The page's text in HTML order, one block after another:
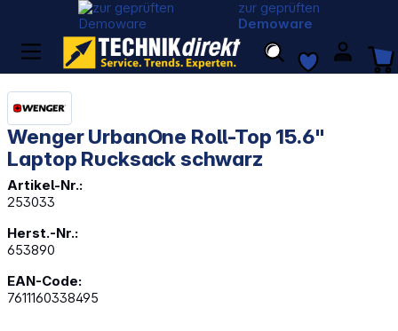
zur geprüften
Demoware
Wenger UrbanOne Roll-Top 15.6"
Laptop Rucksack schwarz
Artikel-Nr.:
253033
Herst.-Nr.:
653890
EAN-Code:
7611160338495